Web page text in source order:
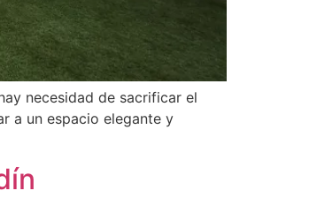
necesidad de sacrificar el
a un espacio elegante y